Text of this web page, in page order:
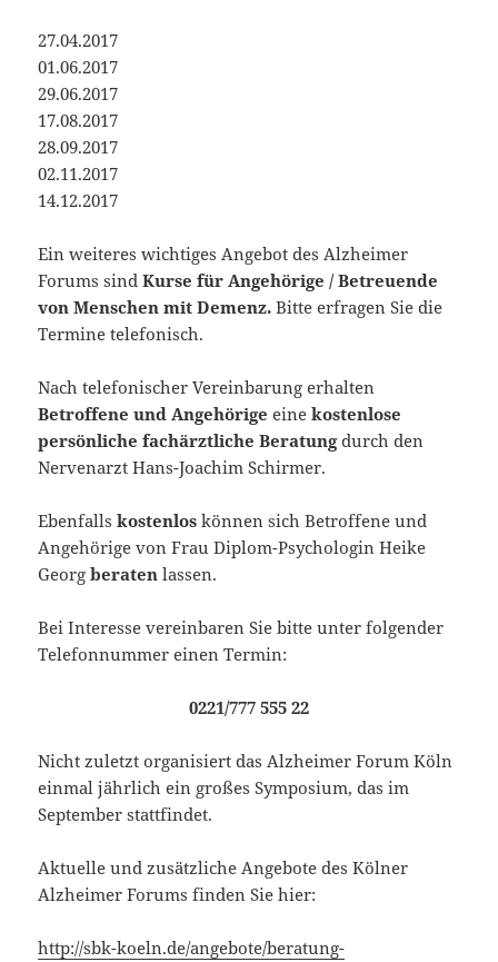
27.04.2017
01.06.2017
29.06.2017
17.08.2017
28.09.2017
02.11.2017
14.12.2017
Ein weiteres wichtiges Angebot des Alzheimer
Forums sindKurse für Angehörige / Betreuende
von Menschen mit Demenz.Bitte erfragen Sie die
Termine telefonisch.
Nach telefonischer Vereinbarung erhalten
Betroffene und Angehörige einekostenlose
persönliche fachärztliche Beratungdurch den
Nervenarzt Hans-Joachim Schirmer.
Ebenfallskostenlos können sich Betroffene und
Angehörige von Frau Diplom-Psychologin Heike
Georgberaten lassen.
Bei Interesse vereinbaren Sie bitte unter folgender
Telefonnummer einen Termin:
0221/777 555 22
Nicht zuletzt organisiert das Alzheimer Forum Köln
einmal jährlich ein großes Symposium, das im
September stattfindet.
Aktuelle und zusätzliche Angebote des Kölner
Alzheimer Forums finden Sie hier:
http://sbk-koeln.de/angebote/beratung-